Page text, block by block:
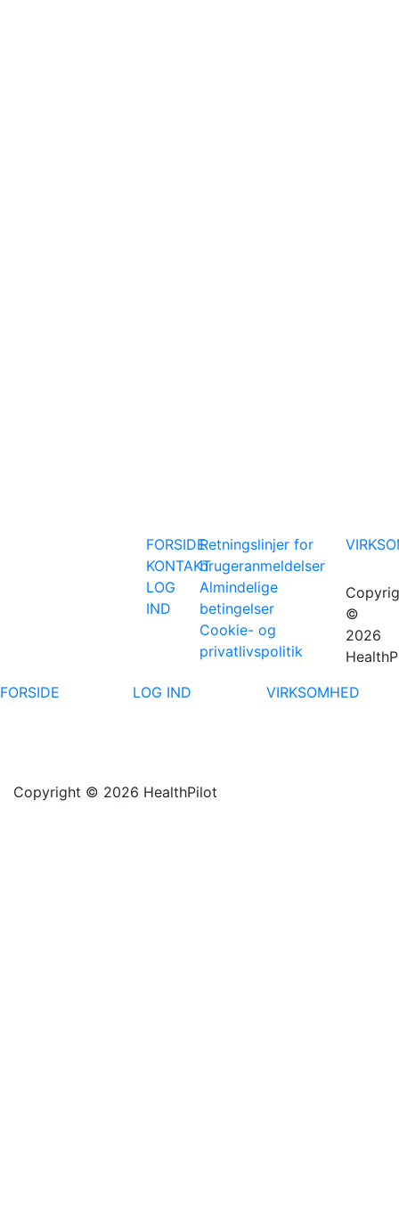
FORSIDE
KONTAKT
LOG
IND
Retningslinjer for
brugeranmeldelser
Almindelige
betingelser
Cookie- og
privatlivspolitik
©
2026
FORSIDE
LOG IND VIRKSOMHED
Copyright © 2026 HealthPilot